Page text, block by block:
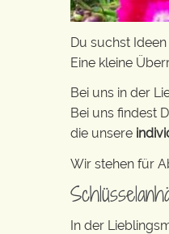
Du suchst
Eine kleine
Bei uns in der
Bei uns findest
die unsere
Wir stehen für
In der